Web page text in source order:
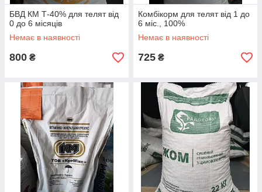
БВД КМ Т-40% для телят від
0 до 6 місяців
Немає в наявності
800 ₴
Комбікорм для телят від 1 до
6 міс., 100%
Немає в наявності
725 ₴